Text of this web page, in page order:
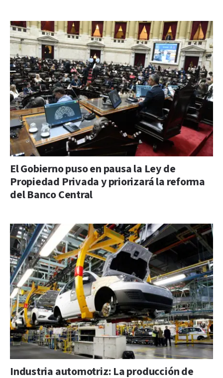
El Gobierno puso en pausa la Ley de
Propiedad Privada y priorizará la reforma
del Banco Central
Industria automotriz: La producción de